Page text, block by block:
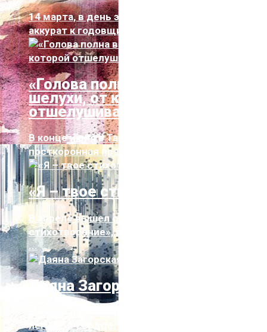
14 марта, в день эстонского языка или
аккурат к годовщине объявления чрезвы...
«Голова полна всяческой
шелухи, от которой
отшелушиваются стихи…»
В конце июля в Тарту состоялась первая
посткоронная презентация книги на ру...
«Я – твое стихотворение»
В апреле вышел сборник «Я — твое
стихотворение», в котором Елена Скульская
...
Даяна Загорская. Стихи
легкие, в сердце, в печень;он пош...